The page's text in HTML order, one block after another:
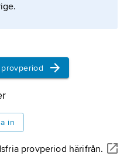
in
provperiod härifrån.